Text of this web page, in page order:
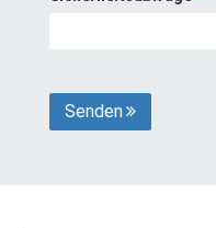
Senden